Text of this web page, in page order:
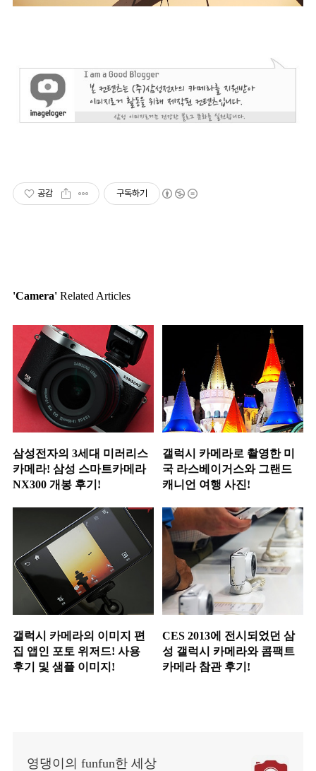
공감 구독하기
'Camera' Related Articles
삼성전자의 3세대 미러리스
카메라! 삼성 스마트카메라
NX300 개봉 후기!
갤럭시 카메라로 촬영한 미
국 라스베이거스와 그랜드
캐니언 여행 사진!
갤럭시 카메라의 이미지 편
집 앱인 포토 위저드! 사용
후기 및 샘플 이미지!
CES 2013에 전시되었던 삼
성 갤럭시 카메라와 콤팩트
카메라 참관 후기!
영댕이의 funfun한 세상